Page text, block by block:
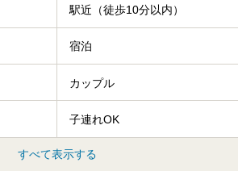
駅近（徒歩10分以内）
宿泊
カップル
子連れOK
すべて表示する